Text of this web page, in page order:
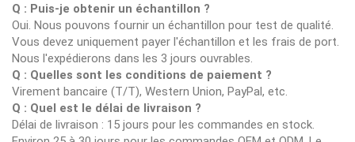
Q : Puis-je obtenir un échantillon ?
Oui. Nous pouvons fournir un échantillon pour test de qualité.
Vous devez uniquement payer l'échantillon et les frais de port.
Nous l'expédierons dans les 3 jours ouvrables.
Q : Quelles sont les conditions de paiement ?
Virement bancaire (T/T), Western Union, PayPal, etc.
Q : Quel est le délai de livraison ?
Délai de livraison : 15 jours pour les commandes en stock.